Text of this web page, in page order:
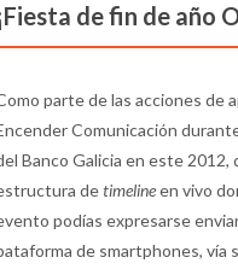
de fin de año
parte de las acciones de
Comunicación
Banco Galicia en este 2012,
detimelineen vivo
podías expresarse
de smartphones, vía